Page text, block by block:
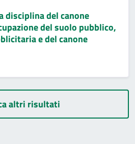
disciplina del canone
del suolo pubblico,
e del canone
altri risultati